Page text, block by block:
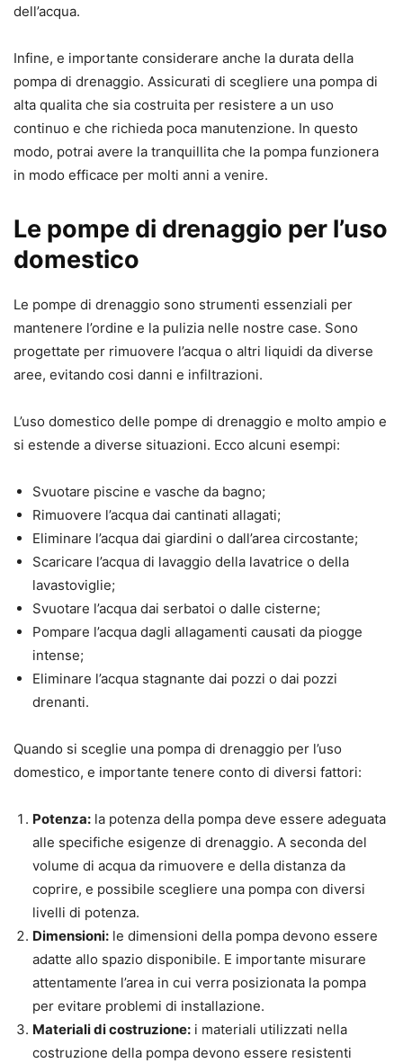
dell’acqua.
Infine, e importante considerare anche la durata della
pompa di drenaggio. Assicurati di scegliere una pompa di
alta qualita che sia costruita per resistere a un uso
continuo e che richieda poca manutenzione. In questo
modo, potrai avere la tranquillita che la pompa funzionera
in modo efficace per molti anni a venire.
Le pompe di drenaggio per l’uso
domestico
Le pompe di drenaggio sono strumenti essenziali per
mantenere l’ordine e la pulizia nelle nostre case. Sono
progettate per rimuovere l’acqua o altri liquidi da diverse
aree, evitando cosi danni e infiltrazioni.
L’uso domestico delle pompe di drenaggio e molto ampio e
si estende a diverse situazioni. Ecco alcuni esempi:
Svuotare piscine e vasche da bagno;
Rimuovere l’acqua dai cantinati allagati;
Eliminare l’acqua dai giardini o dall’area circostante;
Scaricare l’acqua di lavaggio della lavatrice o della
lavastoviglie;
Svuotare l’acqua dai serbatoi o dalle cisterne;
Pompare l’acqua dagli allagamenti causati da piogge
intense;
Eliminare l’acqua stagnante dai pozzi o dai pozzi
drenanti.
Quando si sceglie una pompa di drenaggio per l’uso
domestico, e importante tenere conto di diversi fattori:
Potenza: la potenza della pompa deve essere adeguata
alle specifiche esigenze di drenaggio. A seconda del
volume di acqua da rimuovere e della distanza da
coprire, e possibile scegliere una pompa con diversi
livelli di potenza.
Dimensioni: le dimensioni della pompa devono essere
adatte allo spazio disponibile. E importante misurare
attentamente l’area in cui verra posizionata la pompa
per evitare problemi di installazione.
Materiali di costruzione: i materiali utilizzati nella
costruzione della pompa devono essere resistenti